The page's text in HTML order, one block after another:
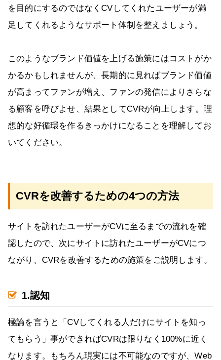
を目的にするのではなくCVしてくれたユーザーが満
足してくれるようなサポート体制を整えましょう。
このようなブランド価値を上げる施策にはコストがか
かるかもしれませんが、長期的に見ればブランド価値
が高まってファンが増え、ファンの発信によりさらな
る顧客を呼びよせ、結果としてCVRが向上します。理
想的な好循環を作るきっかけになることを理解してお
いてください。
CVRを改善するための4つの方法
サイトを訪れたユーザーがCVに至るまでの流れを確
認したので、次にサイトに訪れたユーザーがCVにつ
ながり、CVRを改善するための施策をご説明します。
1.認知
極論を言うと「CVしてくれる人だけにサイトを知っ
てもらう」事ができればCVRは限りなく100%に近く
なります。もちろん現実には不可能なのですが、Web